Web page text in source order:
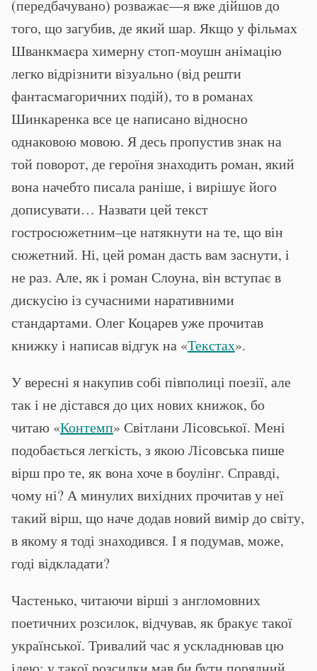
(передбачувано) розважає—я вже дійшов до
того, що загубив, де який шар. Якщо у фільмах
Шванкмаєра химерну стоп-моушн анімацію
легко відрізнити візуально (від решти
фантасмагоричних подій), то в романах
Шинкаренка все це написано відносно
однаковою мовою. Я десь пропустив знак на
той поворот, де героїня знаходить роман, який
вона начебто писала раніше, і вирішує його
дописувати… Назвати цей текст
гостросюжетним–це натякнути на те, що він
сюжетний. Ні, цей роман дасть вам заснути, і
не раз. Але, як і роман Слоуна, він вступає в
дискусію із сучасними наративними
стандартами. Олег Коцарев уже прочитав
книжку і написав відгук на «Текстах».
У вересні я накупив собі півполиці поезії, але
так і не дістався до цих нових книжок, бо
читаю «Контемп» Світлани Лісовської. Мені
подобається легкість, з якою Лісовська пише
вірш про те, як вона хоче в боулінг. Справді,
чому ні? А минулих вихідних прочитав у неї
такий вірш, що наче додав новий вимір до світу,
в якому я тоді знаходився. І я подумав, може,
годі відкладати?
Частенько, читаючи вірші з англомовних
поетичних розсилок, відчував, як бракує такої
української. Тривалий час я ускладнював цю